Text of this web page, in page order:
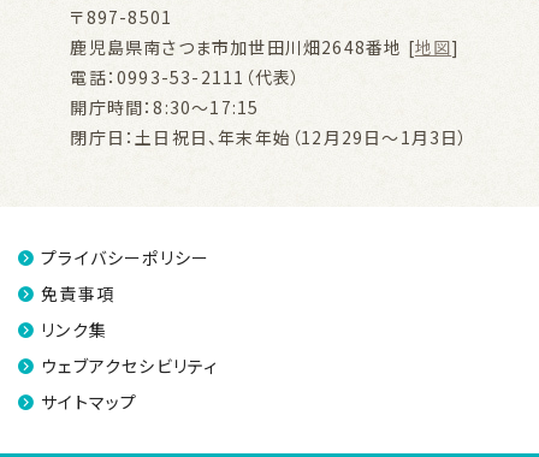
〒897-8501
鹿児島県南さつま市加世田川畑2648番地 [地図]
電話：0993-53-2111（代表）
開庁時間：8:30～17:15
閉庁日：土日祝日、年末年始（12月29日～1月3日）
プライバシーポリシー
免責事項
リンク集
ウェブアクセシビリティ
サイトマップ